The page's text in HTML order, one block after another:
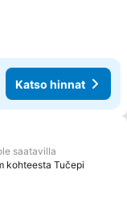
Katso hinnat
saatavilla
kohteesta Tučepi